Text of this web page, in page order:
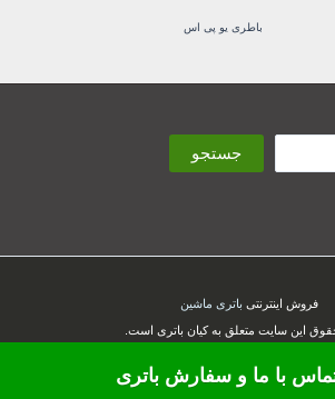
باطری یو پی اس
جستجو
فروش اینترنتی باتری ماشین
این سایت متعلق به کیان باتری است.
با ما و سفارش باتری